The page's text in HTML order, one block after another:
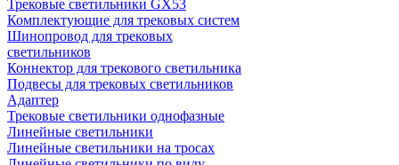
Трековые светильники GX53
Комплектующие для трековых систем
Шинопровод для трековых
светильников
Коннектор для трекового светильника
Подвесы для трековых светильников
Адаптер
Трековые светильники однофазные
Линейные светильники
Линейные светильники на тросах